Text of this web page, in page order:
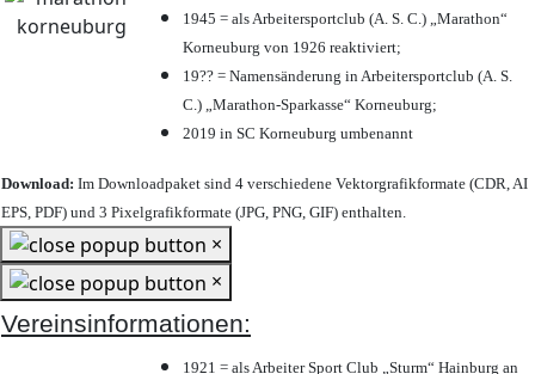
1945 = als Arbeitersportclub (A. S. C.) „Marathon“
Korneuburg von 1926 reaktiviert;
19?? = Namensänderung in Arbeitersportclub (A. S.
C.) „Marathon-Sparkasse“ Korneuburg;
2019 in SC Korneuburg umbenannt
Download: Im Downloadpaket sind 4 verschiedene Vektorgrafikformate (CDR, AI
EPS, PDF) und 3 Pixelgrafikformate (JPG, PNG, GIF) enthalten.
×
×
Vereinsinformationen:
1921 = als Arbeiter Sport Club „Sturm“ Hainburg an